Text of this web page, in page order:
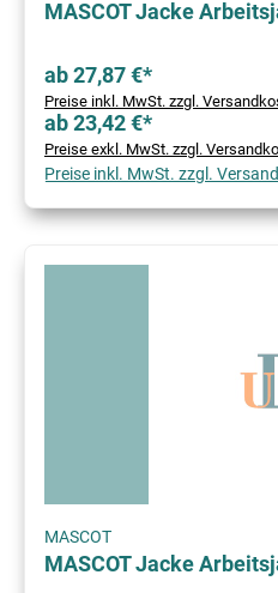
MASCOT Jacke
ab 27,87 €*
Preise inkl. MwSt. zzgl.
ab 23,42 €*
Preise exkl. MwSt. zzgl.
Preise inkl. MwSt. zzgl.
MASCOT
MASCOT Jacke